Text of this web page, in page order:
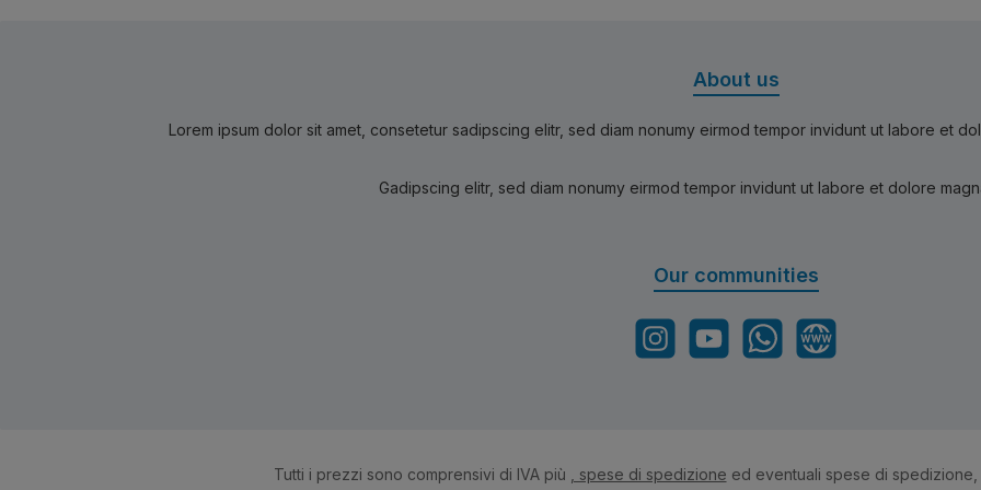
About us
Lorem ipsum dolor sit amet, consetetur sadipscing elitr, sed diam nonumy eirmod tempor invidunt ut labore et
Gadipscing elitr, sed diam nonumy eirmod tempor invidunt ut labore et dolore
Our communities
InstagramYouTube WhatsAppWebsite
Tutti i prezzi sono comprensivi di IVA più , spese di spedizione ed eventuali spese di